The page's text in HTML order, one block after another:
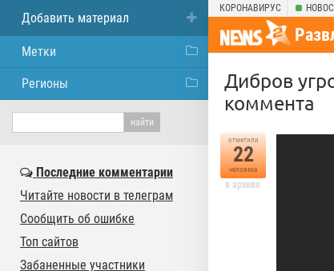
КОРОНАВИРУС
Дибров
коммента
отметили
22
человека
в архиве
Добавить материал
Метки
Регионы
Последние комментарии
Читайте новости в телеграм
Сообщить об ошибке
Топ сайтов
Забаненные участники